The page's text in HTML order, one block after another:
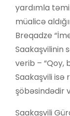
yardımla
müalicə
Breqadze
Saakaşvilinin
verib – “Qoy,
Saakaşvili isə
şöbəsindədir
Saakaşvili